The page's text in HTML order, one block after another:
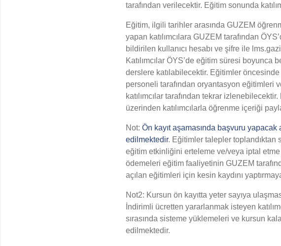
tarafından verilecektir. Eğitim sonunda
Eğitim, ilgili tarihler arasında GUZEM
yapan katılımcılara GUZEM tarafından
bildirilen kullanıcı hesabı ve şifre ile
Katılımcılar ÖYS’de eğitim süresi boyunca
derslere katılabilecektir. Eğitimler öncesinde
personeli tarafından oryantasyon eğitimleri
katılımcılar tarafından tekrar
üzerinden katılımcılarla öğrenme içeriği
Not:Ön kayıt aşamasında başvuru
edilmektedir. Eğitimler talepler toplandıktan
eğitim etkinliğini erteleme ve/veya iptal etme
ödemeleri eğitim faaliyetinin GUZEM
açılan eğitimleri için kesin kaydını
Not2: Kursun ön kayıtta yeter sayıya
İndirimli ücretten yararlanmak isteyen
sırasında sisteme yüklemeleri ve kursun
edilmektedir.